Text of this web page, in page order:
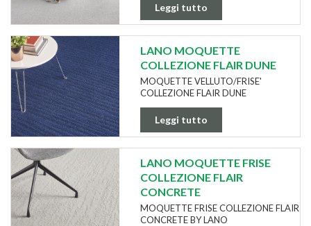
Leggi tutto
LANO MOQUETTE
COLLEZIONE FLAIR DUNE
MOQUETTE VELLUTO/FRISE'
COLLEZIONE FLAIR DUNE
Leggi tutto
LANO MOQUETTE FRISE
COLLEZIONE FLAIR
CONCRETE
MOQUETTE FRISE COLLEZIONE FLAIR
CONCRETE BY LANO